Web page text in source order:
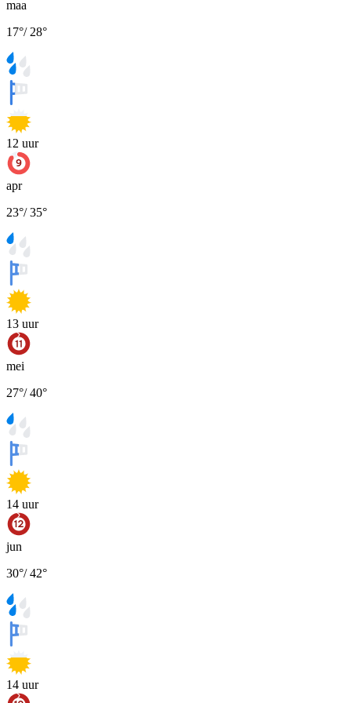
maa
17°/ 28°
12 uur
apr
23°/35°
13 uur
mei
27°/40°
14 uur
jun
30°/42°
14 uur